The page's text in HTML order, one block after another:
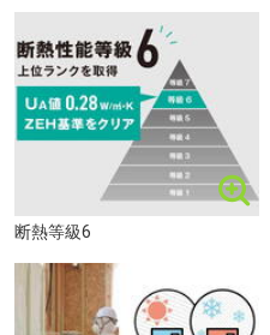
スーパーアークス白石店まで800m
ハウスメーカーだからこそで
る建売住宅をお届けしていま
断熱等級6